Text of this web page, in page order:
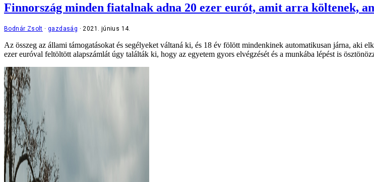
Finnország minden fiatalnak adna 20 ezer eurót, amit arra költenek,
Bodnár Zsolt gazdaság 2021. június 14.
Az összeg az állami támogatásokat és segélyeket váltaná ki, és 18 év fölött mindenkinek automatikusan járna, aki
ezer euróval feltöltött alapszámlát úgy találták ki, hogy az egyetem gyors elvégzését és a munkába lépést is